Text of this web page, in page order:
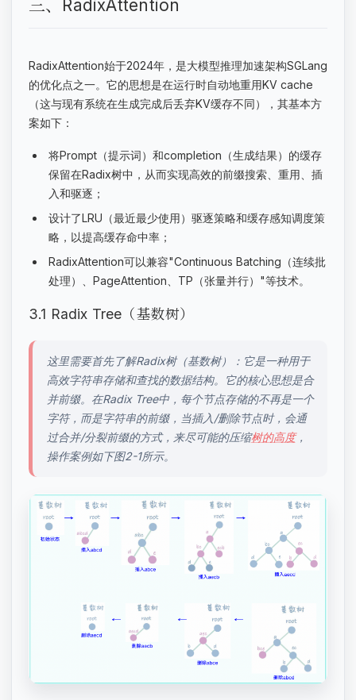
三、RadixAttention
RadixAttention始于2024年，是大模型推理加速架构SGLang
的优化点之一。它的思想是在运行时自动地重用KV cache
（这与现有系统在生成完成后丢弃KV缓存不同），其基本方
案如下：
将Prompt（提示词）和completion（生成结果）的缓存
保留在Radix树中，从而实现高效的前缀搜索、重用、插
入和驱逐；
设计了LRU（最近最少使用）驱逐策略和缓存感知调度策
略，以提高缓存命中率；
RadixAttention可以兼容"Continuous Batching（连续批
处理）、PageAttention、TP（张量并行）"等技术。
3.1 Radix Tree（基数树）
这里需要首先了解Radix树（基数树）：它是一种用于
高效字符串存储和查找的数据结构。它的核心思想是合
并前缀。在Radix Tree中，每个节点存储的不再是一个
字符，而是字符串的前缀，当插入/删除节点时，会通
过合并/分裂前缀的方式，来尽可能的压缩树的高度，
操作案例如下图2-1所示。